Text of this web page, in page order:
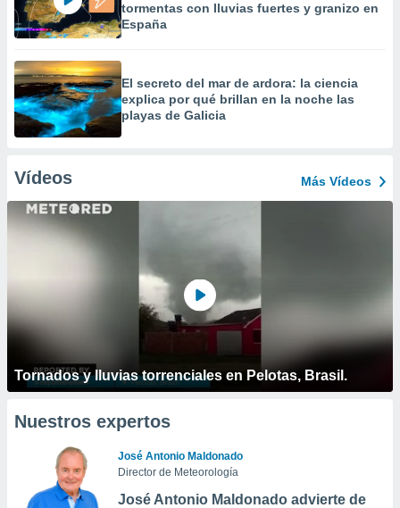
tormentas con lluvias fuertes y granizo en
España
El secreto del mar de ardora: la ciencia
explica por qué brillan en la noche las
playas de Galicia
Vídeos Más Vídeos
Tornados y lluvias torrenciales en Pelotas, Brasil.
Nuestros expertos
José Antonio Maldonado
Director de Meteorología
José Antonio Maldonado advierte de